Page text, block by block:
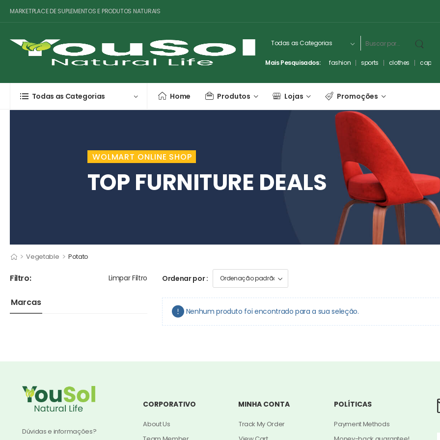
MARKETPLACE DE SUPLEMENTOS E PRODUTOS NATURAIS
Mais Pesquisados: fashion sports clothes
Todas as Categorias Home Produtos Lojas Promoções
WOLMART ONLINE SHOP
TOP FURNITURE DEALS
> Vegetable > Potato
Filtro: Limpar Filtro
Marcas
Ordenar por :
Nenhum produto foi encontrado para a sua seleção.
Dúvidas e informações?
CORPORATIVO
About Us
MINHA CONTA
Track My Order
POLÍTICAS
Payment Methods